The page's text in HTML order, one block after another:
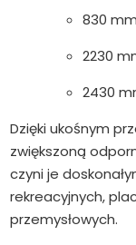
830
2230
2430
Dzięki ukośnym
zwiększoną
czyni je
rekreacyjnych,
przemysłowych.